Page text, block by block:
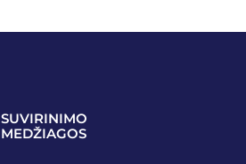
SUVIRINIMO
MEDŽIAGOS